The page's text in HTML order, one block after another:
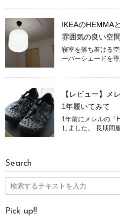
IKEAのHEMMA
雰囲気の良い空
寝室を落ち着ける
ーパーシェードを
【レビュー】メ
1年履いてみて
1年前にメレルの「
しました。 長期間
Search
Pick up!!